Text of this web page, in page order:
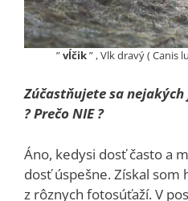
”vĺčik” , Vlk dravý ( Canis
Zúčastňujete sa
? Prečo NIE ?
Áno, kedysi dosť často a
dosť úspešne. Získal som
z rôznych fotosúťaží. V